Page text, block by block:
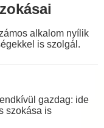
alkalom nyílik
is szolgál.
gazdag: ide
szokása is